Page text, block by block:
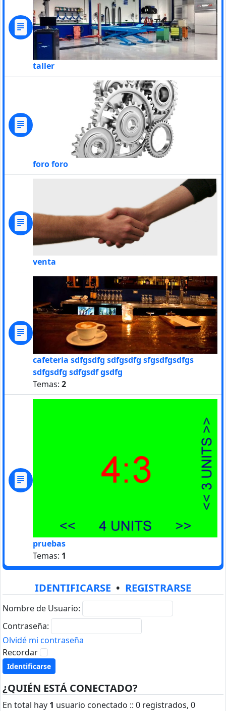
taller
foro foro
venta
cafeteria sdfgsdfg sdfgsdfg sfgsdfgsdfgs
sdfgsdfg sdfgsdf gsdfg
Temas: 2
pruebas
Temas: 1
IDENTIFICARSE • REGISTRARSE
Nombre de Usuario:
Contraseña:
Olvidé mi contraseña
Recordar
¿QUIÉN ESTÁ CONECTADO?
En total hay 1 usuario conectado :: 0 registrados, 0